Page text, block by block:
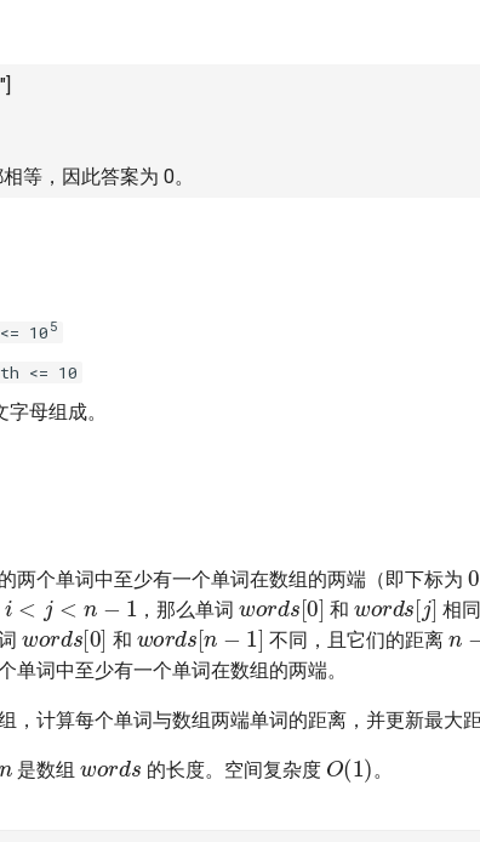
等，因此答案为 0。
10 5
<= 10
母组成。
两个单词中至少有一个单词在数组的两端（即下标为
<j<n−1
，那么单词
words[0]
和
words[j]
相
words[0]
和
words[n −1]
不同，且它们的距离
n−
单词中至少有一个单词在数组的两端。
，计算每个单词与数组两端单词的距离，并更新最大距
是数组 的长度。空间复杂度
O (1)
。